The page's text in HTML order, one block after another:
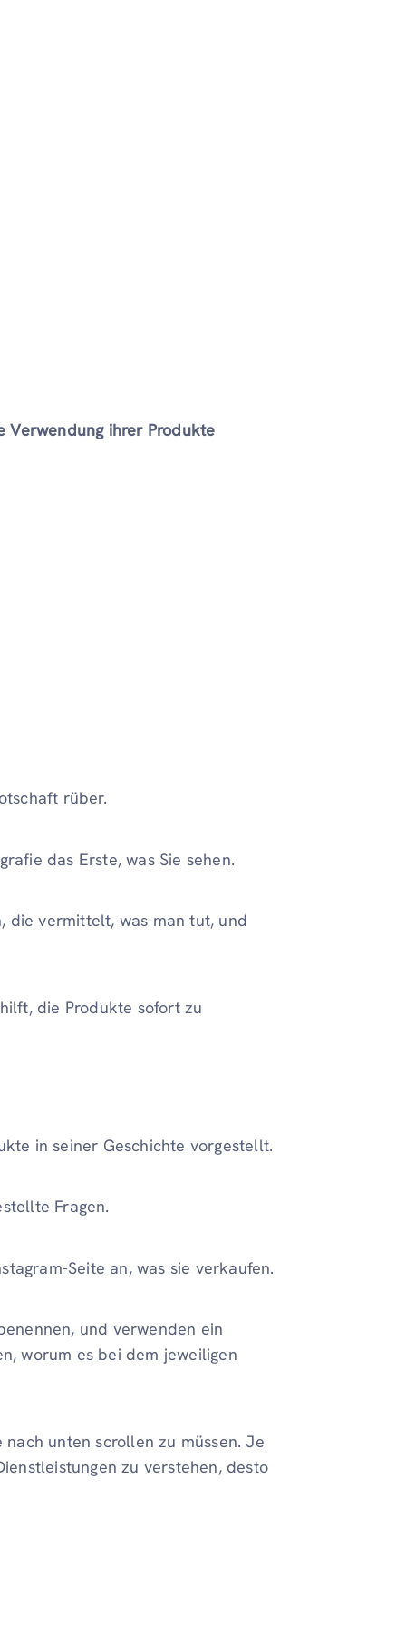
Verwendung ihrer Produkte
rüber.
das Erste, was Sie sehen.
die vermittelt, was man tut, und
die Produkte sofort zu
in seiner Geschichte vorgestellt.
Fragen.
Seite an, was sie verkaufen.
und verwenden ein
worum es bei dem jeweiligen
unten scrollen zu müssen. Je
zu verstehen, desto